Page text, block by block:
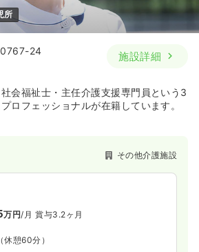
所
24
施設詳細
会福祉士・主任介護支援専門員という3
ロフェッショナルが在籍しています。
づくりを目指しています。その他介護施設
万円/月 賞与3.2ヶ月
（休憩60分）